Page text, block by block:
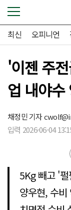
최신 오피니언
'이젠 주
업 내야수
채정민 기자
입력 2026-06-04
5Kg 빼고 '
양우현, 수